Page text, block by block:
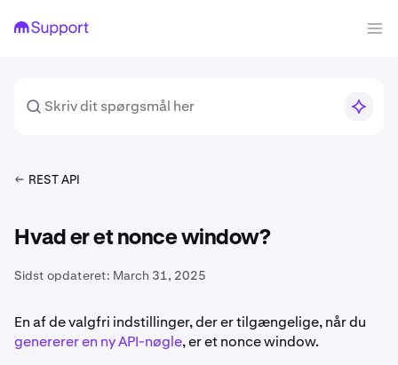
REST API
Hvad er et nonce window?
Sidst opdateret: March 31, 2025
En af de valgfri indstillinger, der er tilgængelige, når du
genererer en ny API-nøgle, er et nonce window.